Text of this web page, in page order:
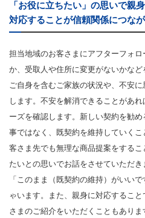
「お役に立ちたい」の思いで親
対応することが信頼関係につな
担当地域のお客さまにアフターフォ
か、受取人や住所に変更がないかな
ご自身を含むご家族の状況や、不安
します。不安を解消できることがあ
ーズを確認します。新しい契約を勧
事ではなく、既契約を維持していく
客さま先でも無理な商品提案をする
たいとの思いでお話をさせていただ
「このまま（既契約の維持）がいい
ゃいます。また、親身に対応するこ
さまのご紹介をいただくこともありま